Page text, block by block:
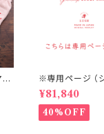
ー
※専用ページ （
フィット腹巻丈36
ャコール 20個
¥81,840
40%OFF